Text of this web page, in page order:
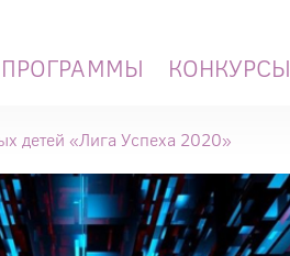
КОНКУРСЫ
детей «Лига Успеха 2020»